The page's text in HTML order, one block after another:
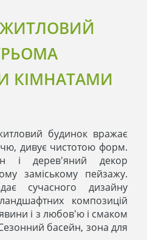
КІМНАТАМИ
будинок вражає
дивує чистотою форм.
і дерев'яний декор
заміському пейзажу.
сучасного дизайну
композицій
і з любов'ю і смаком
басейн, зона для